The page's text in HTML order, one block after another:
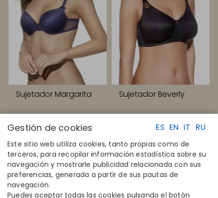
Sujetador Margarita Sujetador Beverly
ES EN IT RU
Gestión de cookies
Este sitio web utiliza cookies, tanto propias como de
terceros, para recopilar información estadística sobre su
navegación y mostrarle publicidad relacionada con sus
preferencias, generada a partir de sus pautas de
navegación.
Puedes aceptar todas las cookies pulsando el botón
ENLACES RAPIDOS
Calcula tu talla
Encuentra tu tienda
CONTACTO
Disintex 2021 SL